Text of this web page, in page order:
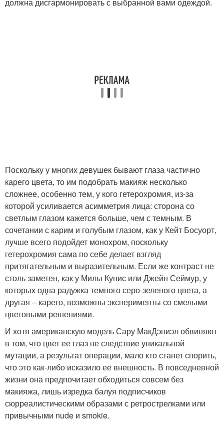
должна дисгармонировать с выбранной вами одеждой.
Поскольку у многих девушек бывают глаза частично
карего цвета, то им подобрать макияж несколько
сложнее, особенно тем, у кого гетерохромия, из-за
которой усиливается асимметрия лица: сторона со
светлым глазом кажется больше, чем с темным. В
сочетании с карим и голубым глазом, как у Кейт Босуорт,
лучше всего подойдет монохром, поскольку
гетерохромия сама по себе делает взгляд
притягательным и выразительным. Если же контраст не
столь заметен, как у Милы Кунис или Джейн Сеймур, у
которых одна радужка темного серо-зеленого цвета, а
другая – карего, возможны эксперименты со смелыми
цветовыми решениями.
И хотя американскую модель Сару МакДэниэл обвиняют
в том, что цвет ее глаз не следствие уникальной
мутации, а результат операции, мало кто станет спорить,
что это как-либо исказило ее внешность. В повседневной
жизни она предпочитает обходиться совсем без
макияжа, лишь изредка балуя подписчиков
сюрреалистическими образами с ретрострелками или
привычными nude и smokie.